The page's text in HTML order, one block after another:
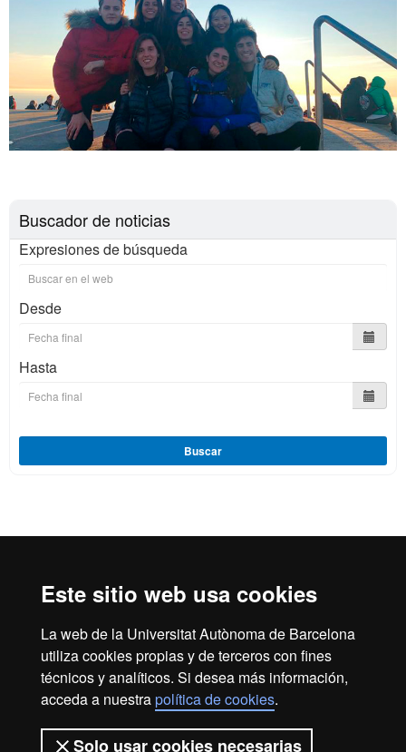
Este sitio web usa cookies
La web de la Universitat Autònoma de Barcelona
utiliza cookies propias y de terceros con fines
técnicos y analíticos. Si desea más información,
acceda a nuestrapolítica de cookies.
Solo usar cookies necesarias
Buscador de noticias
Expresiones de búsqueda
Desde
Hasta
Buscar
HR
Inicio Aviso legal
Política de privacidad
Protección de datos Sobre la web
Somos una universidad líder que imparte una docencia de